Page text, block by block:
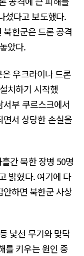
섰다고 보도했다.
북한군은 드론 공격
았다.
우크라이나 드론
치하기 시작했
부 쿠르스크에서
면서 상당한 손실을
간 북한 장병 50명
밝혔다. 여기에 다
안하면 북한군 사상
낯선 무기와 맞닥
를 키우는 원인 중